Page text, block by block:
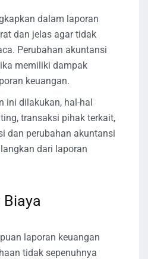
dalam laporan
dan jelas agar tidak
Perubahan akuntansi
memiliki dampak
keuangan.
ini dilakukan, hal-hal
transaksi pihak terkait,
dan perubahan akuntansi
dari laporan
laporan keuangan
tidak sepenuhnya